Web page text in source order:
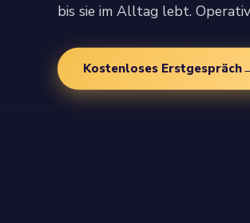
bis sie im Alltag lebt.
Kostenloses Erstgespräch